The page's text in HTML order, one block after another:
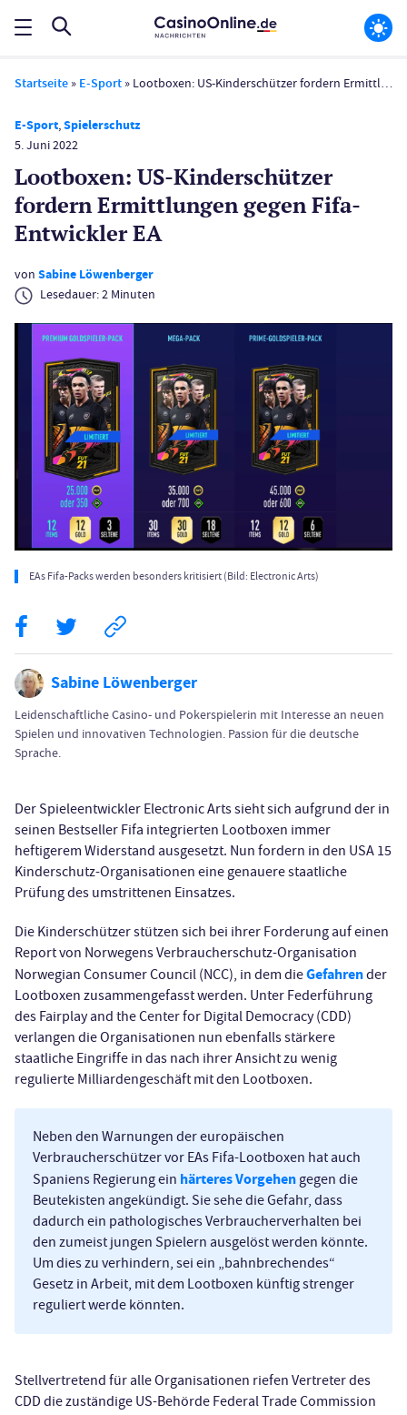
Startseite » E-Sport » Lootboxen: US-Kinder­schützer fordern Ermittlungen gegen Fifa-Entwickler EA
E-Sport,Spielerschutz
5. Juni 2022
Lootboxen: US-Kinder­schützer
fordern Ermittlungen gegen Fifa-
Entwickler EA
von Sabine Löwenberger
Lesedauer:2 Minuten
EAs Fifa-Packs werden besonders kritisiert (Bild: Electronic Arts)
Sabine Löwenberger
Leidenschaftliche Casino- und Pokerspielerin mit Interesse an neuen
Spielen und innovativen Technologien. Passion für die deutsche
Sprache.
Der Spieleentwickler Electronic Arts sieht sich aufgrund der in
seinen Bestseller Fifa integrierten Lootboxen immer
heftigerem Widerstand ausgesetzt. Nun fordern in den USA 15
Kinderschutz-Organisationen eine genauere staatliche
Prüfung des umstrittenen Einsatzes.
Die Kinderschützer stützen sich bei ihrer Forderung auf einen
Report von Norwegens Verbraucherschutz-Organisation
Norwegian Consumer Council (NCC), in dem dieGefahrender
Lootboxen zusammengefasst werden. Unter Federführung
des Fairplay and the Center for Digital Democracy (CDD)
verlangen die Organisationen nun ebenfalls stärkere
staatliche Eingriffe in das nach ihrer Ansicht zu wenig
regulierte Milliardengeschäft mit den Lootboxen.
Neben den Warnungen der europäischen
Verbraucherschützer vor EAs Fifa-Lootboxen hat auch
Spaniens Regierung ein härteres Vorgehen gegen die
Beutekisten angekündigt. Sie sehe die Gefahr, dass
dadurch ein pathologisches Verbraucherverhalten bei
den zumeist jungen Spielern ausgelöst werden könnte.
Um dies zu verhindern, sei ein „bahnbrechendes“
Gesetz in Arbeit, mit dem Lootboxen künftig strenger
reguliert werde könnten.
Stellvertretend für alle Organisationen riefen Vertreter des
CDD die zuständige US-Behörde Federal Trade Commission